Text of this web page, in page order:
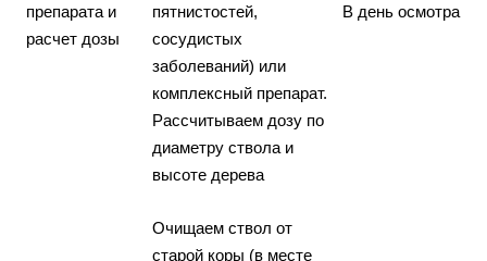
препарата и
расчет дозы
пятнистостей,
сосудистых
заболеваний) или
комплексный препарат.
Рассчитываем дозу по
диаметру ствола и
высоте дерева
В день осмотра
Очищаем ствол от
старой коры (в месте